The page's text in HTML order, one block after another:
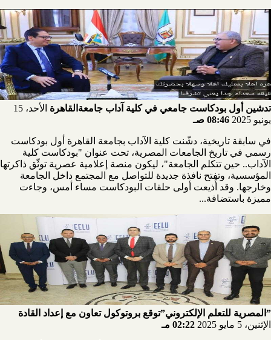
تدشين أول بودكاست جامعي في كلية آداب جامعةالقاهرة
الأحد، 15
يونيو 2025
08:46 صـ
في سابقة تاريخية، دشّنت كلية الآداب بجامعة القاهرة أول بودكاست
رسمي في تاريخ الجامعات المصرية، تحت عنوان "بودكاست كلية
الآداب.. حين تتكلم الجامعة"، ليكون منصة إعلامية عصرية توثّق ذاكرتها
المؤسسية، وتفتح نافذة جديدة للتواصل مع المجتمع داخل الجامعة
وخارجها. وقد أُذيعت أولى حلقات البودكاست مساء أمس، وجاءت
مميزة باستضافة...
”المصرية للتعلم الإلكتروني”توقع بروتوكول تعاون مع إعداد القادة
الإثنين، 5 مايو 2025
02:22 مـ